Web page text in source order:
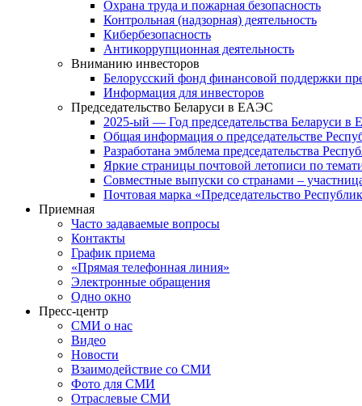
Охрана труда и пожарная безопасность
Контрольная (надзорная) деятельность
Кибербезопасность
Антикоррупционная деятельность
Вниманию инвесторов
Белорусский фонд финансовой поддержки
Информация для инвесторов
Председательство Беларуси в ЕАЭС
2025-ый — Год председательства Беларуси
Общая информация о председательстве
Разработана эмблема председательства
Яркие страницы почтовой летописи по
Совместные выпуски со странами –
Почтовая марка «Председательство
Приемная
Часто задаваемые вопросы
Контакты
График приема
«Прямая телефонная линия»
Электронные обращения
Одно окно
Пресс-центр
СМИ о нас
Видео
Новости
Взаимодействие со СМИ
Фото для СМИ
Отраслевые СМИ